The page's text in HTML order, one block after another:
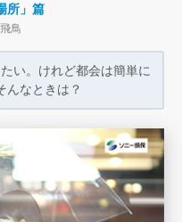
所」篇
鳥
い。 けれど都会は簡単に
んなときは？